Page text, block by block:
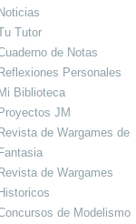
Tutor
de Notas
Personales
Biblioteca
JM
de Wargames de
de Wargames
de Modelismo